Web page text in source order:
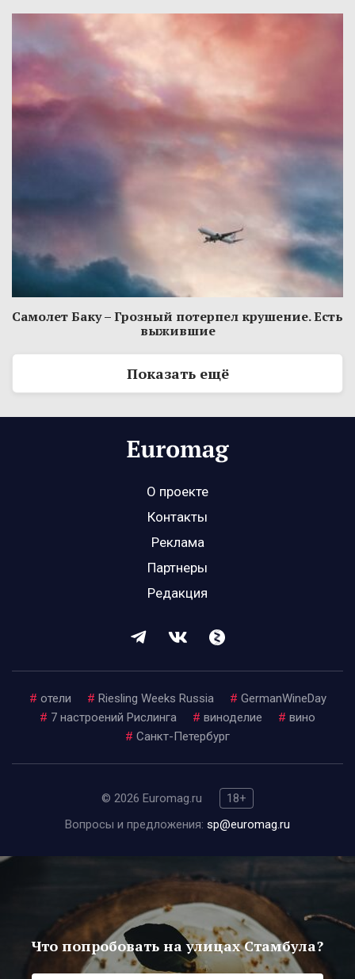
Самолет Баку – Грозный потерпел крушение. Есть
выжившие
Показать ещё
О проекте
Контакты
Реклама
Партнеры
Редакция
# отели # Riesling Weeks Russia # GermanWineDay
# 7 настроений Рислинга # виноделие # вино
# Санкт-Петербург
© 2026 Euromag.ru
18+
Вопросы и предложения: sp@euromag.ru
Что попробовать на улицах Стамбула?